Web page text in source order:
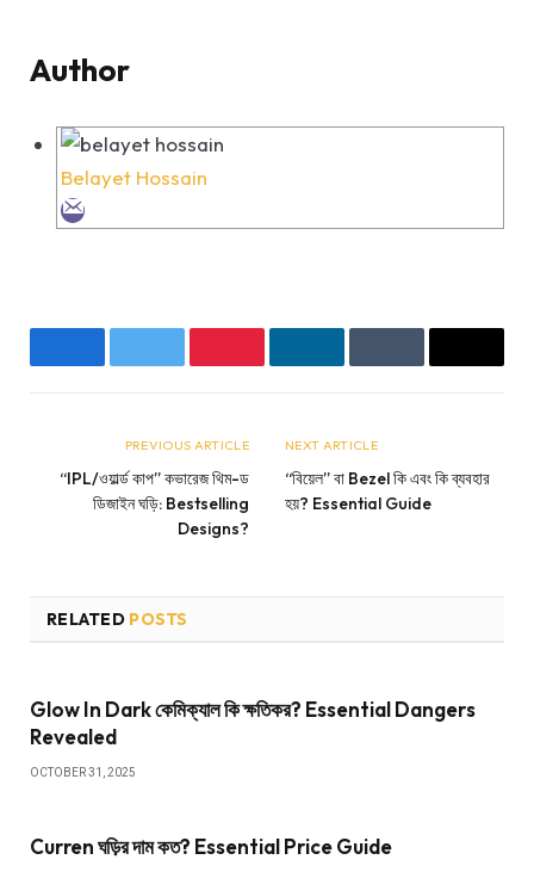
Author
Belayet Hossain
FacebookTwitter PinterestLinkedInTumblr Email
PREVIOUS ARTICLE
“IPL/ওয়ার্ল্ড কাপ” কভারেজ থিম-ড
ডিজাইন ঘড়ি: Bestselling
Designs?
NEXT ARTICLE
“বিয়েল” বা Bezel কি এবং কি ব্যবহার
হয়? Essential Guide
RELATED POSTS
Glow In Dark কেমিক্যাল কি ক্ষতিকর? Essential Dangers
Revealed
OCTOBER 31, 2025
Curren ঘড়ির দাম কত? Essential Price Guide